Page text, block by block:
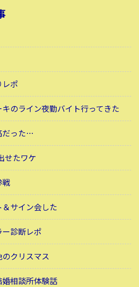
ポ
のライン夜勤バイト行ってきた
だった…
せたワケ
戦
＆サイン会した
診断レポ
クリスマス
婚相談所体験話